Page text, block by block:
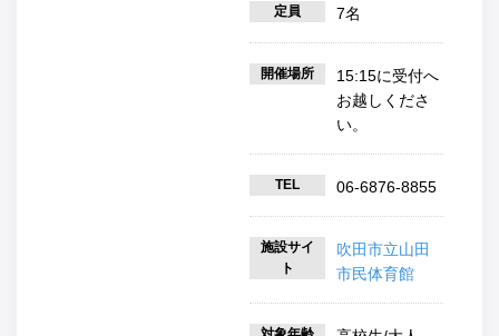
定員 7名
開催場所
15:15に受付へ
お越しくださ
い。
TEL 06-6876-8855
施設サイ
ト
吹田市立山田
市民体育館